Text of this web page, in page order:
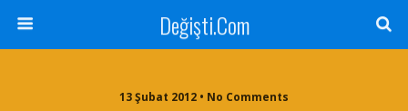
Değişti.Com
13 Şubat 2012 • No Comments